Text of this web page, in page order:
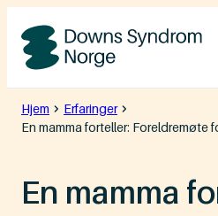
Hopp
Downs
Syndrom
Norge
Hjem
Erfaringer
En mamma forteller: Foreldremøte
En mamma